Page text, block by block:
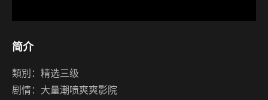
简介
類別： 精选三级
剧情： 大量潮喷爽爽影院